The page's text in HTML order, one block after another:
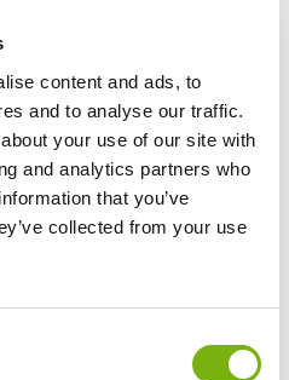
content and ads, to
and to analyse our traffic.
your use of our site with
and analytics partners who
that you’ve
collected from your use